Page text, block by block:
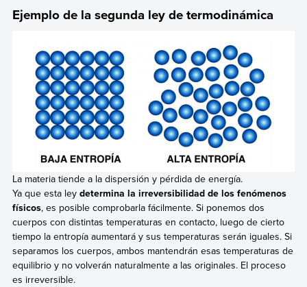
Ejemplo de la segunda ley de termodinámica
La materia tiende a la dispersión y pérdida de energía.
Ya que esta ley determina la irreversibilidad de los fenómenos
físicos, es posible comprobarla fácilmente. Si ponemos dos
cuerpos con distintas temperaturas en contacto, luego de cierto
tiempo la entropía aumentará y sus temperaturas serán iguales. Si
separamos los cuerpos, ambos mantendrán esas temperaturas de
equilibrio y no volverán naturalmente a las originales. El proceso
es irreversible.